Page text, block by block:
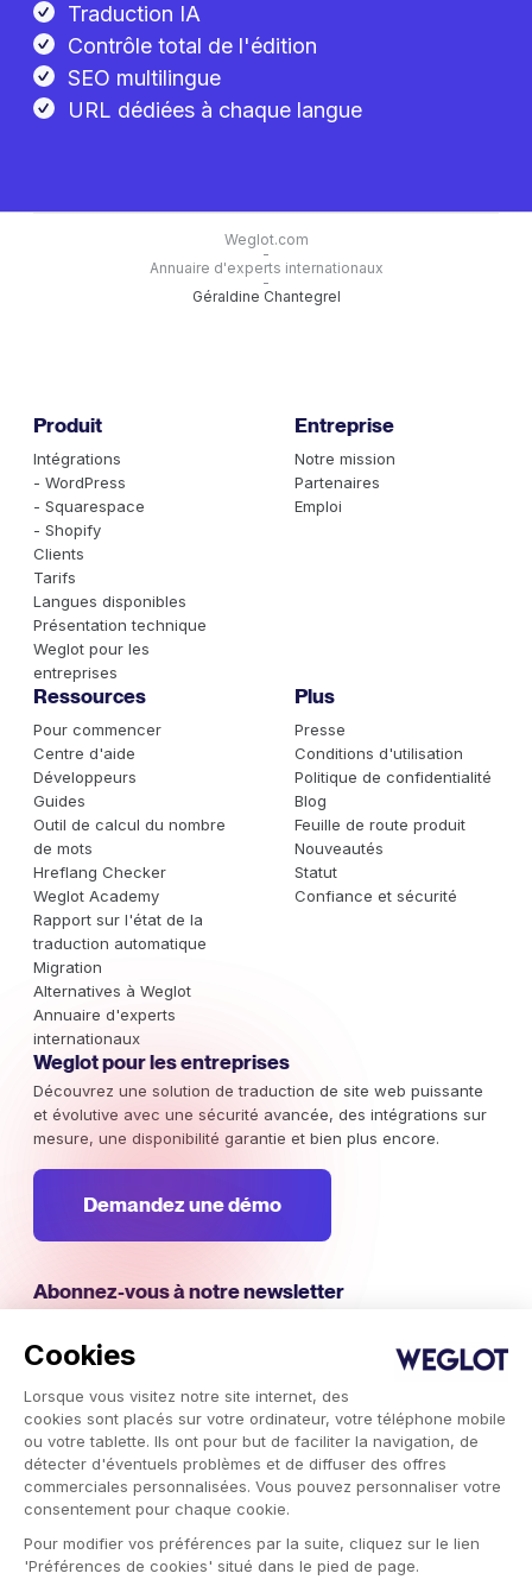
Cookies
Lorsque vous visitez notre site internet, des
cookies sont placés sur votre ordinateur, votre téléphone mobile
ou votre tablette. Ils ont pour but de faciliter la navigation, de
détecter d'éventuels problèmes et de diffuser des offres
commerciales personnalisées. Vous pouvez personnaliser votre
consentement pour chaque cookie.
Pour modifier vos préférences par la suite, cliquez sur le lien
'Préférences de cookies' situé dans le pied de page.
Traduction IA
Contrôle total de l'édition
SEO multilingue
URL dédiées à chaque langue
Weglot.com
-
Annuaire d'experts internationaux
-
Géraldine Chantegrel
Produit
Intégrations
- WordPress
- Squarespace
- Shopify
Clients
Tarifs
Langues disponibles
Présentation technique
Weglot pour les
entreprises
Entreprise
Notre mission
Partenaires
Emploi
Ressources
Pour commencer
Centre d'aide
Développeurs
Guides
Outil de calcul du nombre
de mots
Hreflang Checker
Weglot Academy
Rapport sur l'état de la
traduction automatique
Migration
Alternatives à Weglot
Annuaire d'experts
internationaux
Plus
Presse
Conditions d'utilisation
Politique de confidentialité
Blog
Feuille de route produit
Nouveautés
Statut
Confiance et sécurité
Weglot pour les entreprises
Découvrez une solution de traduction de site web puissante
et évolutive avec une sécurité avancée, des intégrations sur
mesure, une disponibilité garantie et bien plus encore.
Demandez une démo
Abonnez-vous à notre newsletter
des tendances et des informations à ne pas manquer.
S'abonner
Service de traduction automatique Weglot © 2026.
Copyright © 2026 Weglot. Tous droits réservés.